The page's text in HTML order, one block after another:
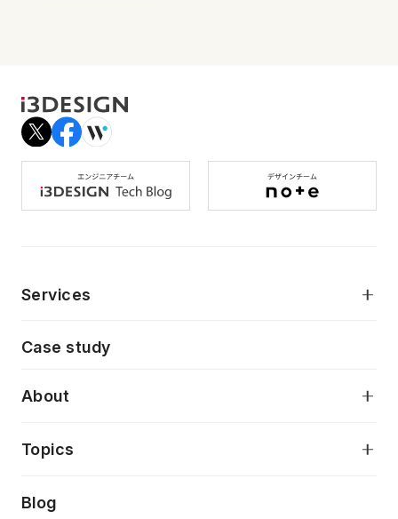
Services
AI駆動開発支援
モダナイゼーション
デジタルプロダクトデザイン
デザインシステム構築支援
Case study
About
当社が目指しているもの
Topics
Press release
Blog